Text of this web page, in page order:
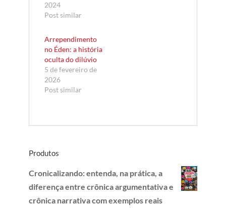
2024
Post similar
Arrependimento
no Éden: a história
oculta do dilúvio
5 de fevereiro de
2026
Post similar
Produtos
Cronicalizando: entenda, na prática, a
diferença entre crônica argumentativa e
crônica narrativa com exemplos reais